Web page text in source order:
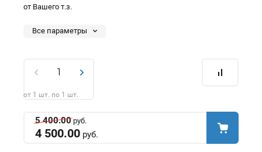
от Вашего т.з.
Все параметры
от 1 шт. по 1 шт.
5 400.00руб.
4 500.00 руб.